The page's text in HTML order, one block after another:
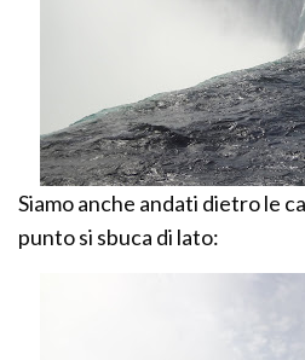
Siamo anche andati dietro le
punto si sbuca di lato: